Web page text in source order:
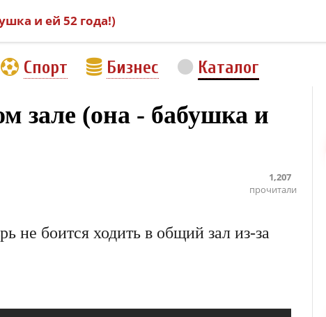
и ей 52 года!)
Спорт Бизнес Каталог
зале (она - бабушка и
1,207
прочитали
не боится ходить в общий зал из-за